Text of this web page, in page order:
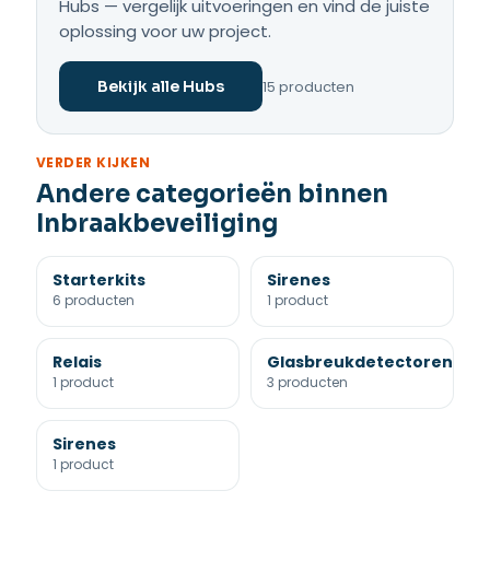
Hubs — vergelijk uitvoeringen en vind de juiste
oplossing voor uw project.
Bekijk alle Hubs 15 producten
VERDER KIJKEN
Andere categorieën binnen
Inbraakbeveiliging
Starterkits
6 producten
Sirenes
1 product
Relais
1 product
Glasbreukdetectoren
3 producten
Sirenes
1 product